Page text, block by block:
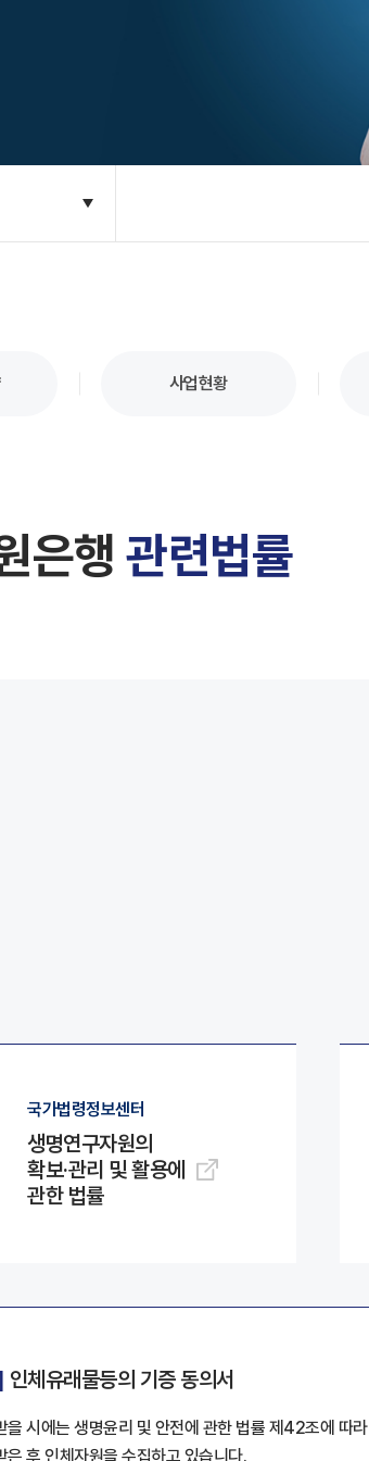
사업현황
은행관련법률
국가법령정보센터
생명연구자원의
확보·관리 및 활용에
관한 법률
인체유래물등의 기증 동의서
을 시에는 생명윤리 및 안전에 관한 법률 제42조에 따라
은 후 인체자원을 수집하고 있습니다.